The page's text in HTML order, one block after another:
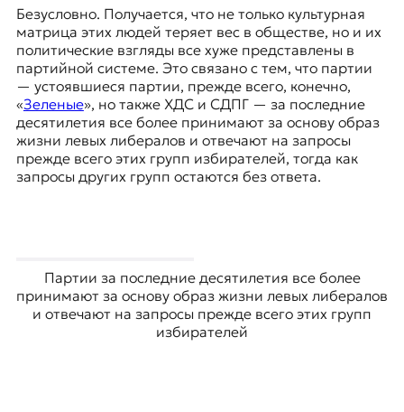
Безусловно. Получается, что не только культурная
матрица этих людей теряет вес в обществе, но и их
политические взгляды все хуже представлены в
партийной системе. Это связано с тем, что партии
— устоявшиеся партии, прежде всего, конечно,
«Зеленые», но также ХДСи СДПГ — за последние
десятилетия все более принимают за основу образ
жизни левых либералов и отвечают на запросы
прежде всего этих групп избирателей, тогда как
запросы других групп остаются без ответа.
Партии за последние десятилетия все более
принимают за основу образ жизни левых либералов
и отвечают на запросы прежде всего этих групп
избирателей